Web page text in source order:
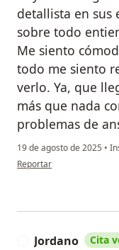
detallista en sus
sobre todo
Me siento
todo me siento
verlo. Ya, que
más que nada
problemas de
19 de agosto de 2025 •
en opinión del usuario
Reportar
Jordano Cita